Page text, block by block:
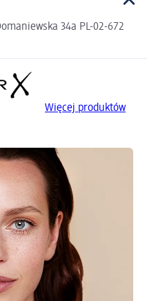
34a PL-02-672
Więcej produktów